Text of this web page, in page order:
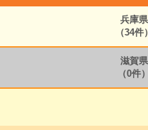
兵庫県
（34件）
滋賀県
（0件）